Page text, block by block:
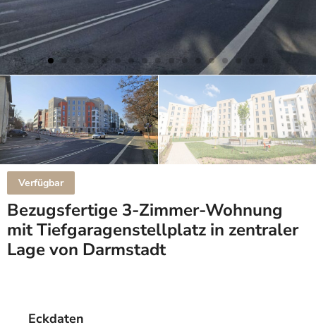
Verfügbar
Bezugsfertige 3-Zimmer-Wohnung
mit Tiefgaragenstellplatz in zentraler
Lage von Darmstadt
Eckdaten